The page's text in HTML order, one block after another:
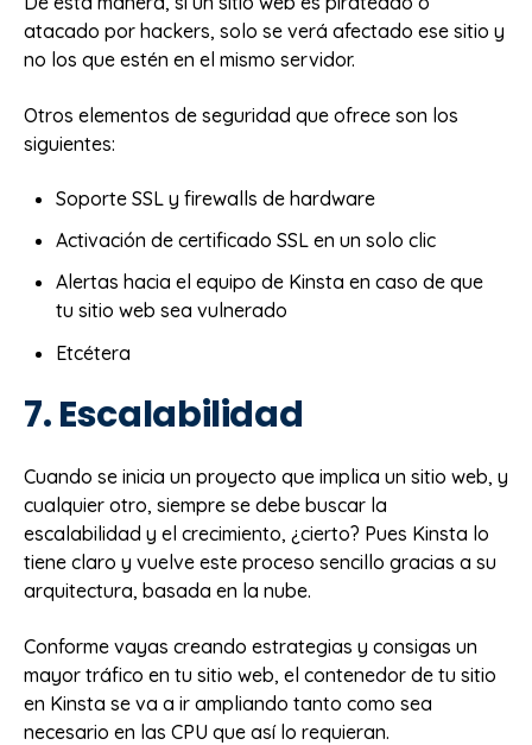
atacado por hackers, solo se verá afectado ese sitio y
no los que estén en el mismo servidor.
Otros elementos de seguridad que ofrece son los
siguientes:
Soporte SSL y firewalls de hardware
Activación de certificado SSL en un solo clic
Alertas hacia el equipo de Kinsta en caso de que
tu sitio web sea vulnerado
Etcétera
7. Escalabilidad
Cuando se inicia un proyecto que implica un sitio web, y
cualquier otro, siempre se debe buscar la
escalabilidad y el crecimiento, ¿cierto? Pues Kinsta lo
tiene claro y vuelve este proceso sencillo gracias a su
arquitectura, basada en la nube.
Conforme vayas creando estrategias y consigas un
mayor tráfico en tu sitio web, el contenedor de tu sitio
en Kinsta se va a ir ampliando tanto como sea
necesario en las CPU que así lo requieran.